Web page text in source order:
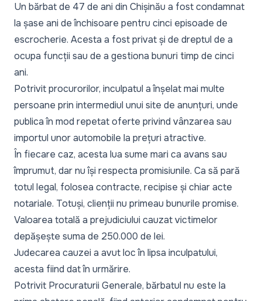
Un bărbat de 47 de ani din Chișinău a fost condamnat
la șase ani de închisoare pentru cinci episoade de
escrocherie. Acesta a fost privat și de dreptul de a
ocupa funcții sau de a gestiona bunuri timp de cinci
ani.
Potrivit procurorilor, inculpatul a înșelat mai multe
persoane prin intermediul unui site de anunțuri, unde
publica în mod repetat oferte privind vânzarea sau
importul unor automobile la prețuri atractive.
În fiecare caz, acesta lua sume mari ca avans sau
împrumut, dar nu își respecta promisiunile. Ca să pară
totul legal, folosea contracte, recipise și chiar acte
notariale. Totuși, clienții nu primeau bunurile promise.
Valoarea totală a prejudiciului cauzat victimelor
depășește suma de 250.000 de lei.
Judecarea cauzei a avut loc în lipsa inculpatului,
acesta fiind dat în urmărire.
Potrivit Procuraturii Generale, bărbatul nu este la